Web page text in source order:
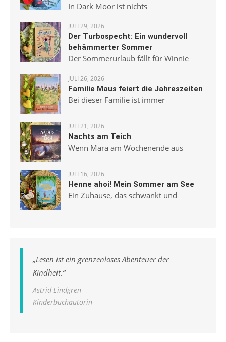
In Dark Moor ist nichts
JULI 29, 2026
Der Turbospecht: Ein wundervoll
behämmerter Sommer
Der Sommerurlaub fällt für Winnie
JULI 26, 2026
Familie Maus feiert die Jahreszeiten
Bei dieser Familie ist immer
JULI 21, 2026
Nachts am Teich
Wenn Mara am Wochenende aus
JULI 16, 2026
Henne ahoi! Mein Sommer am See
Ein Zuhause, das schwankt und
„Lesen ist ein grenzenloses Abenteuer der
Kindheit.“
Astrid Lindgren
Kinderbuchautorin